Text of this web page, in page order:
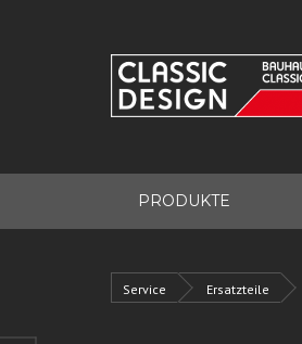
PRODUKTE
Service Ersatzteile